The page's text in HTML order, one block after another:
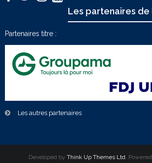
Les partenaires de
Partenaires titre :
Les autres partenaires
Developed by Think Up Themes Ltd.